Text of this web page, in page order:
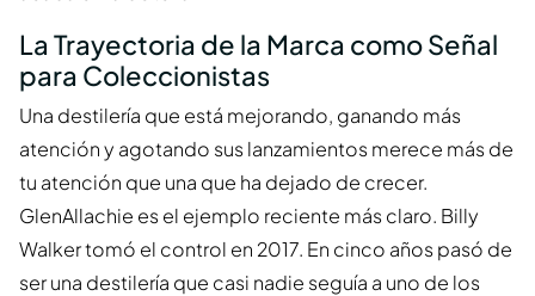
La Trayectoria de la Marca como Señal
para Coleccionistas
Una destilería que está mejorando, ganando más
atención y agotando sus lanzamientos merece más de
tu atención que una que ha dejado de crecer.
GlenAllachie es el ejemplo reciente más claro. Billy
Walker tomó el control en 2017. En cinco años pasó de
ser una destilería que casi nadie seguía a uno de los